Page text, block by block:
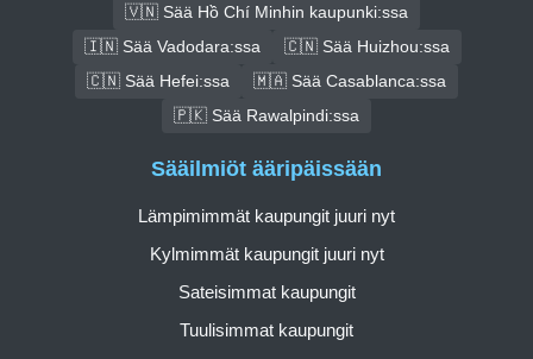
🇻🇳 Sää Hồ Chí Minhin kaupunki:ssa
🇮🇳 Sää Vadodara:ssa
🇨🇳 Sää Huizhou:ssa
🇨🇳 Sää Hefei:ssa
🇲🇦 Sää Casablanca:ssa
🇵🇰 Sää Rawalpindi:ssa
Sääilmiöt ääripäissään
Lämpimimmät kaupungit juuri nyt
Kylmimmät kaupungit juuri nyt
Sateisimmat kaupungit
Tuulisimmat kaupungit